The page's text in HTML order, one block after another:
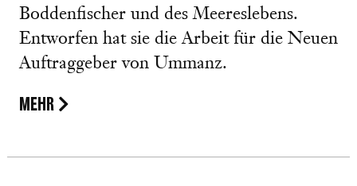
Boddenfischer und des Meereslebens.
Entworfen hat sie die Arbeit für die Neuen
Auftraggeber von Ummanz.
MEHR